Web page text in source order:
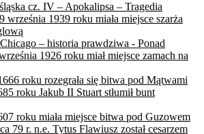
cz. IV – Apokalipsa – Tragedia
września 1939 roku miała miejsce szarża
– historia prawdziwa - Ponad
1926 roku miał miejsce zamach na
roku rozegrała się bitwa pod Mątwami
roku Jakub II Stuart stłumił bunt
roku miała miejsce bitwa pod Guzowem
79 r. n.e. Tytus Flawiusz został cesarzem